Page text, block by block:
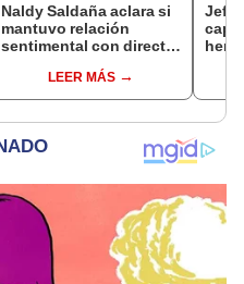
Naldy Saldaña aclara si
mantuvo relación
sentimental con director
denunciarlo por
tocamientos: “Me
LEER MÁS